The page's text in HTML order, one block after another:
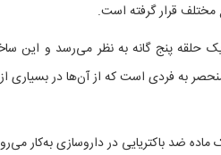
قرار گرفته است.
حلقه پنج گانه به نظر می‌رسد و این
به فردی است که از آن‌ها در بسیاری
ماده ضد باکتریایی در داروسازی به‌کار